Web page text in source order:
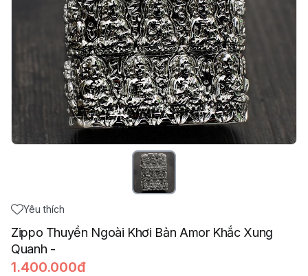
Yêu thích
Zippo Thuyền Ngoài Khơi Bản Amor Khắc Xung
Quanh -
1.400.000đ